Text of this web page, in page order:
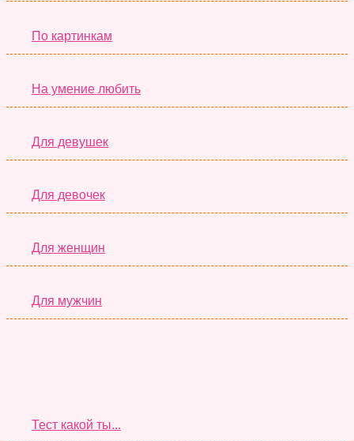
По картинкам
На умение любить
Для девушек
Для девочек
Для женщин
Для мужчин
Тест какой ты...